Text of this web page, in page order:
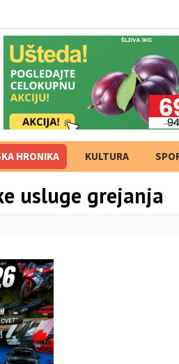
HRONIKA KULTURA
usluge grejanja